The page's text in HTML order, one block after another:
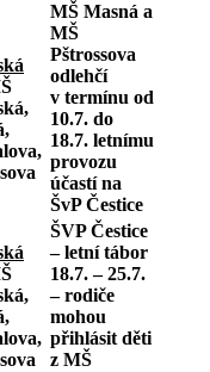
MŠ Masná a
MŠ
Pštrossova
odlehčí
v termínu od
10.7. do
18.7. letnímu
provozu
účastí na
ŠvP Čestice
ŠVP Čestice
– letní tábor
18.7. – 25.7.
– rodiče
mohou
přihlásit děti
z MŠ